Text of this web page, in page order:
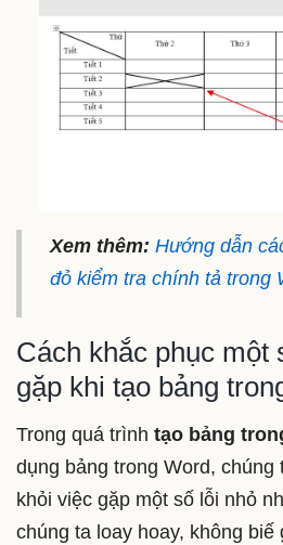
Xem thêm: Hướng dẫn
đỏ kiểm tra chính tả trong
Cách khắc phục một
gặp khi tạo bảng
Trong quá trình tạo bảng
dụng bảng trong Word, chúng
khỏi việc gặp một số lỗi nhỏ
chúng ta loay hoay, không biế